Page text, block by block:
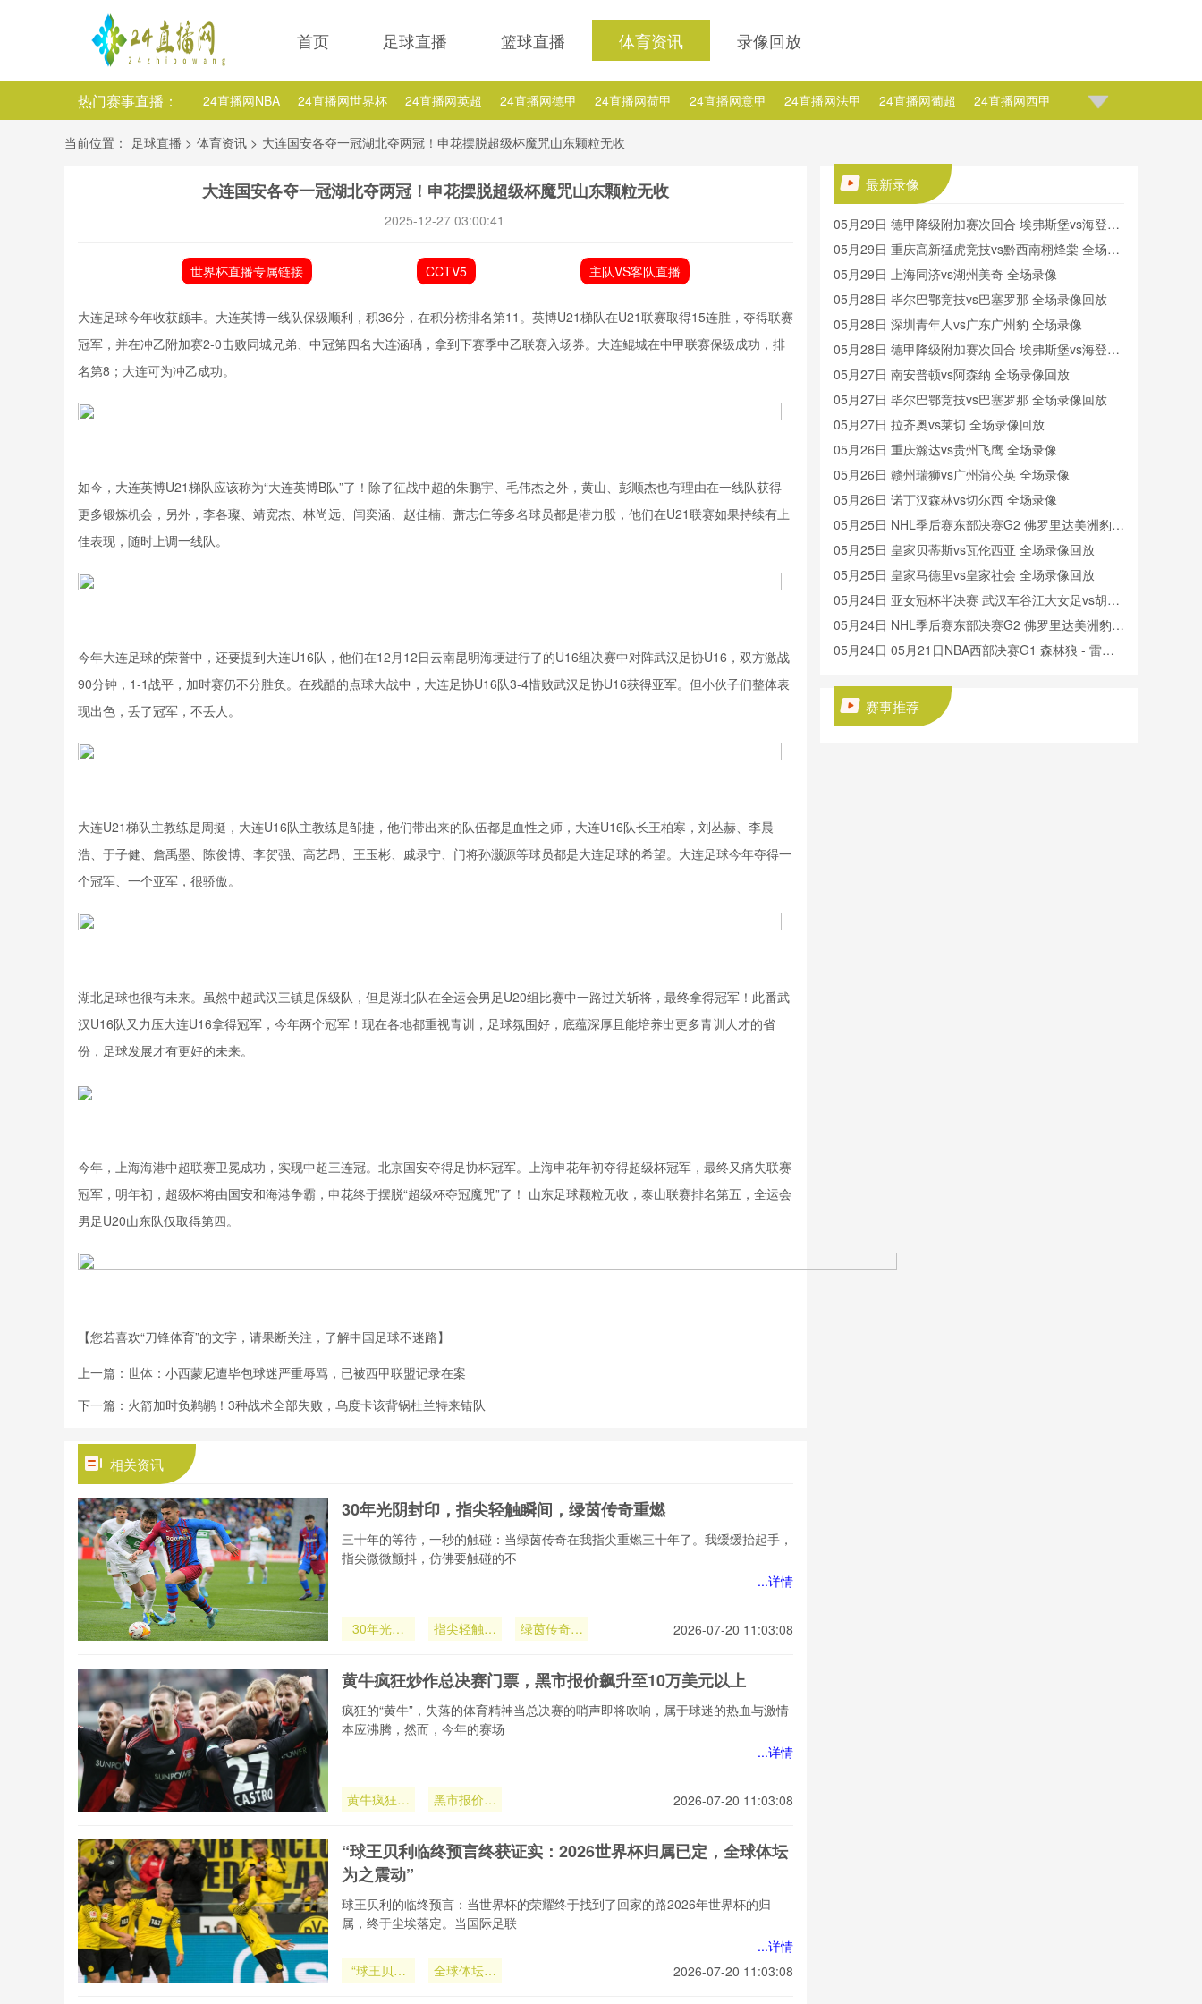
首页 足球直播 篮球直播 体育资讯 录像回放
热门赛事直播： 24直播网NBA 24直播网世界杯 24直播网英超 24直播网德甲 24直播网荷甲 24直播网意甲 24直播网法甲 24直播网葡超 24直播网西甲
24直播网中超 24直播网法乙 24直播网西乙 24直播网英冠 24直播网日职乙
24直播网NBA国王 24直播网NBA德罗赞 24直播网NBA德拉季奇 24直播网NBA热火 24直播网NBA莫里斯
当前位置： 足球直播 > 体育资讯 > 大连国安各夺一冠湖北夺两冠！申花摆脱超级杯魔咒山东颗粒无收
大连国安各夺一冠湖北夺两冠！申花摆脱超级杯魔咒山东颗粒无收
2025-12-27 03:00:41
世界杯直播专属链接 CCTV5 主队VS客队直播
大连足球今年收获颇丰。大连英博一线队保级顺利，积36分，在积分榜排名第11。英博U21梯队在U21联赛取得15连胜，夺得联赛
冠军，并在冲乙附加赛2-0击败同城兄弟、中冠第四名大连涵瑀，拿到下赛季中乙联赛入场券。大连鲲城在中甲联赛保级成功，排
名第8；大连可为冲乙成功。
如今，大连英博U21梯队应该称为“大连英博B队”了！除了征战中超的朱鹏宇、毛伟杰之外，黄山、彭顺杰也有理由在一线队获得
更多锻炼机会，另外，李各璨、靖宽杰、林尚远、闫奕涵、赵佳楠、萧志仁等多名球员都是潜力股，他们在U21联赛如果持续有上
佳表现，随时上调一线队。
今年大连足球的荣誉中，还要提到大连U16队，他们在12月12日云南昆明海埂进行了的U16组决赛中对阵武汉足协U16，双方激战
90分钟，1-1战平，加时赛仍不分胜负。在残酷的点球大战中，大连足协U16队3-4惜败武汉足协U16获得亚军。但小伙子们整体表
现出色，丢了冠军，不丢人。
大连U21梯队主教练是周挺，大连U16队主教练是邹捷，他们带出来的队伍都是血性之师，大连U16队长王柏寒，刘丛赫、李晨
浩、于子健、詹禹墨、陈俊博、李贺强、高艺昂、王玉彬、戚录宁、门将孙灏源等球员都是大连足球的希望。大连足球今年夺得一
个冠军、一个亚军，很骄傲。
湖北足球也很有未来。虽然中超武汉三镇是保级队，但是湖北队在全运会男足U20组比赛中一路过关斩将，最终拿得冠军！此番武
汉U16队又力压大连U16拿得冠军，今年两个冠军！现在各地都重视青训，足球氛围好，底蕴深厚且能培养出更多青训人才的省
份，足球发展才有更好的未来。
今年，上海海港中超联赛卫冕成功，实现中超三连冠。北京国安夺得足协杯冠军。上海申花年初夺得超级杯冠军，最终又痛失联赛
冠军，明年初，超级杯将由国安和海港争霸，申花终于摆脱“超级杯夺冠魔咒”了！ 山东足球颗粒无收，泰山联赛排名第五，全运会
男足U20山东队仅取得第四。
【您若喜欢“刀锋体育”的文字，请果断关注，了解中国足球不迷路】
上一篇： 世体：小西蒙尼遭毕包球迷严重辱骂，已被西甲联盟记录在案
下一篇： 火箭加时负鹈鹕！3种战术全部失败，乌度卡该背锅杜兰特来错队
相关资讯
30年光阴封印，指尖轻触瞬间，绿茵传奇重燃
三十年的等待，一秒的触碰：当绿茵传奇在我指尖重燃三十年了。我缓缓抬起手，
指尖微微颤抖，仿佛要触碰的不
...详情
30年光阴
指尖轻触瞬
绿茵传奇重
2026-07-20 11:03:08
黄牛疯狂炒作总决赛门票，黑市报价飙升至10万美元以上
疯狂的“黄牛”，失落的体育精神当总决赛的哨声即将吹响，属于球迷的热血与激情
本应沸腾，然而，今年的赛场
...详情
黄牛疯狂炒
黑市报价飙
2026-07-20 11:03:08
“球王贝利临终预言终获证实：2026世界杯归属已定，全球体坛
为之震动”
球王贝利的临终预言：当世界杯的荣耀终于找到了回家的路2026年世界杯的归
属，终于尘埃落定。当国际足联
...详情
“球王贝利
全球体坛为
2026-07-20 11:03:08
最新录像
05月29日 德甲降级附加赛次回合 埃弗斯堡vs海登海
姆 全场录像回放
05月29日 重庆高新猛虎竞技vs黔西南栩烽棠 全场录
像
05月29日 上海同济vs湖州美奇 全场录像
05月28日 毕尔巴鄂竞技vs巴塞罗那 全场录像回放
05月28日 深圳青年人vs广东广州豹 全场录像
05月28日 德甲降级附加赛次回合 埃弗斯堡vs海登海
姆 全场录像
05月27日 南安普顿vs阿森纳 全场录像回放
05月27日 毕尔巴鄂竞技vs巴塞罗那 全场录像回放
05月27日 拉齐奥vs莱切 全场录像回放
05月26日 重庆瀚达vs贵州飞鹰 全场录像
05月26日 赣州瑞狮vs广州蒲公英 全场录像
05月26日 诺丁汉森林vs切尔西 全场录像
05月25日 NHL季后赛东部决赛G2 佛罗里达美洲豹vs
卡罗莱纳飓风 全场录像回放
05月25日 皇家贝蒂斯vs瓦伦西亚 全场录像回放
05月25日 皇家马德里vs皇家社会 全场录像回放
05月24日 亚女冠杯半决赛 武汉车谷江大女足vs胡志
明市女足 全场录像回放
05月24日 NHL季后赛东部决赛G2 佛罗里达美洲豹vs
卡罗莱纳飓风 全场录像回放
05月24日 05月21日NBA西部决赛G1 森林狼 - 雷霆
05月23日 广西平果vs成都蓉城 全场录像回放
05月23日 陕西联合vs武汉三镇 全场录像回放
赛事推荐